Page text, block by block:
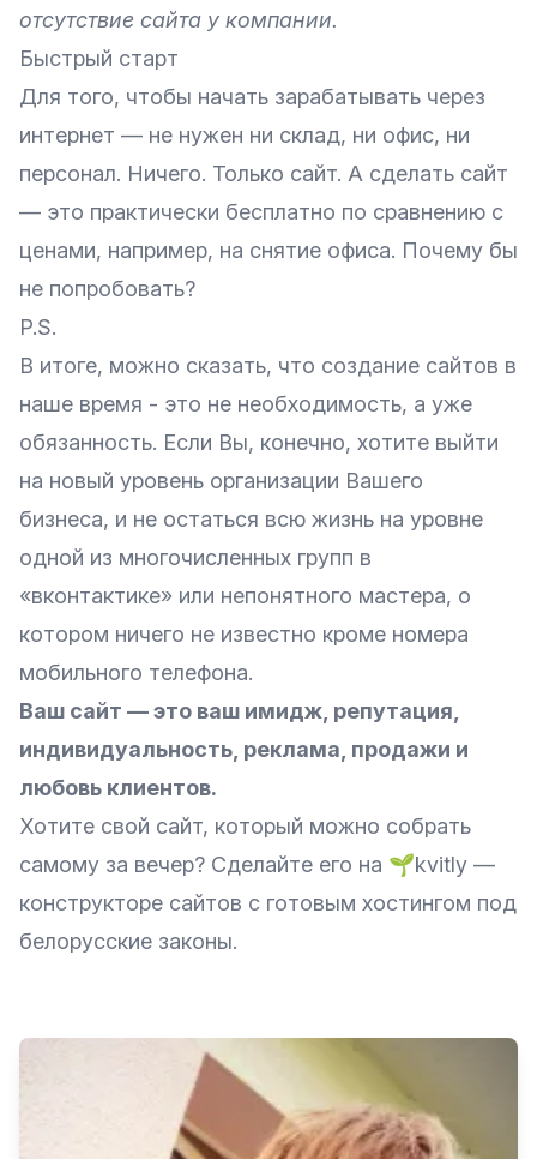
отсутствие сайта у компании.
Быстрый старт
Для того, чтобы начать зарабатывать через
интернет — не нужен ни склад, ни офис, ни
персонал. Ничего. Только сайт. А сделать сайт
— это практически бесплатно по сравнению с
ценами, например, на снятие офиса. Почему бы
не попробовать?
P.S.
В итоге, можно сказать, что создание сайтов в
наше время - это не необходимость, а уже
обязанность. Если Вы, конечно, хотите выйти
на новый уровень организации Вашего
бизнеса, и не остаться всю жизнь на уровне
одной из многочисленных групп в
«вконтактике» или непонятного мастера, о
котором ничего не известно кроме номера
мобильного телефона.
Ваш сайт — это ваш имидж, репутация,
индивидуальность, реклама, продажи и
любовь клиентов.
Хотите свой сайт, который можно собрать
самому за вечер? Сделайте его на 🌱kvitly —
конструкторе сайтов с готовым хостингом под
белорусские законы.